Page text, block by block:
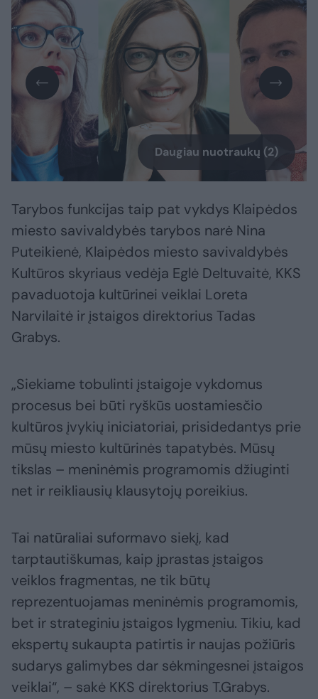
Daugiau nuotraukų (2)
Tarybos funkcijas taip pat vykdys Klaipėdos
miesto savivaldybės tarybos narė Nina
Puteikienė, Klaipėdos miesto savivaldybės
Kultūros skyriaus vedėja Eglė Deltuvaitė, KKS
pavaduotoja kultūrinei veiklai Loreta
Narvilaitė ir įstaigos direktorius Tadas
Grabys.
„Siekiame tobulinti įstaigoje vykdomus
procesus bei būti ryškūs uostamiesčio
kultūros įvykių iniciatoriai, prisidedantys prie
mūsų miesto kultūrinės tapatybės. Mūsų
tikslas – meninėmis programomis džiuginti
net ir reikliausių klausytojų poreikius.
Tai natūraliai suformavo siekį, kad
tarptautiškumas, kaip įprastas įstaigos
veiklos fragmentas, ne tik būtų
reprezentuojamas meninėmis programomis,
bet ir strateginiu įstaigos lygmeniu. Tikiu, kad
ekspertų sukaupta patirtis ir naujas požiūris
sudarys galimybes dar sėkmingesnei įstaigos
veiklai“, – sakė KKS direktorius T.Grabys.